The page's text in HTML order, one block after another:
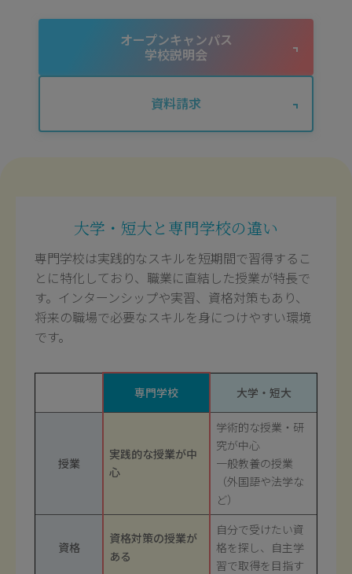
オープンキャンパス
学校説明会
資料請求
大学・短大と専門学校の違い
専門学校は実践的なスキルを短期間で習得するこ
とに特化しており、職業に直結した授業が特長で
す。インターンシップや実習、資格対策もあり、
将来の職場で必要なスキルを身につけやすい環境
です。
専門学校 大学・短大
授業
実践的な授業が中
心
学術的な授業・研
究が中心
一般教養の授業
（外国語や法学な
ど）
資格
資格対策の授業が
ある
自分で受けたい資
格を探し、自主学
習で取得を目指す